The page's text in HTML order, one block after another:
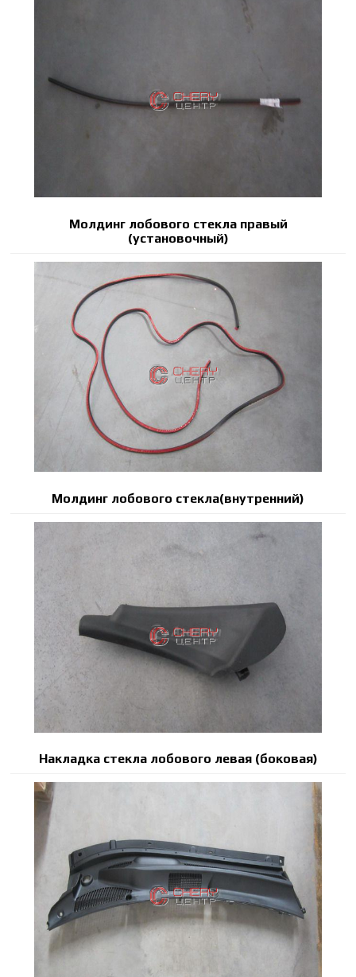
Молдинг лобового стекла правый
(установочный)
Молдинг лобового стекла(внутренний)
Накладка стекла лобового левая (боковая)